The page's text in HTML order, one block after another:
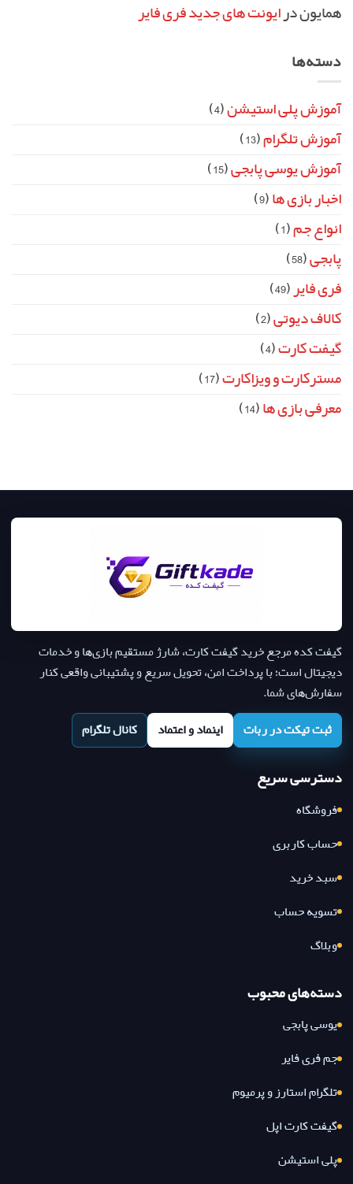
همایوندر ایونت‌ های جدید فری فایر
دسته‌ها
آموزش پلی استیشن(4)
آموزش تلگرام(13)
آموزش یوسی پابجی(15)
اخبار بازی ها(9)
انواع جم(1)
پابجی(58)
فری فایر(49)
کالاف دیوتی(2)
گیفت کارت(4)
مسترکارت و ویزاکارت(17)
معرفی بازی ها(14)
گیفت کده مرجع خرید گیفت کارت، شارژ مستقیم بازی‌ها و خدمات
دیجیتال است؛ با پرداخت امن، تحویل سریع و پشتیبانی واقعی کنار
سفارش‌های شما.
ثبت تیکت در ربات
اینماد و اعتماد کانال تلگرام
دسترسی سریع
فروشگاه
حساب کاربری
سبد خرید
تسویه حساب
وبلاگ
دسته‌های محبوب
یوسی پابجی
جم فری فایر
تلگرام استارز و پرمیوم
گیفت کارت اپل
پلی استیشن